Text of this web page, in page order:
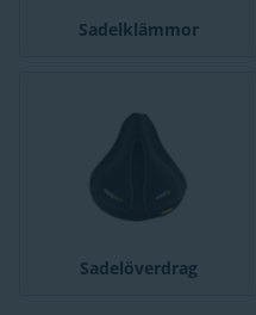
Sadelklämmor
Sadelöverdrag